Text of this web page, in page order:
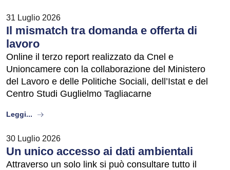
31 Luglio 2026
Il mismatch tra domanda e offerta di
lavoro
Online il terzo report realizzato da Cnel e
Unioncamere con la collaborazione del Ministero
del Lavoro e delle Politiche Sociali, dell’Istat e del
Centro Studi Guglielmo Tagliacarne
Leggi... about
30 Luglio 2026
Un unico accesso ai dati ambientali
Attraverso un solo link si può consultare tutto il